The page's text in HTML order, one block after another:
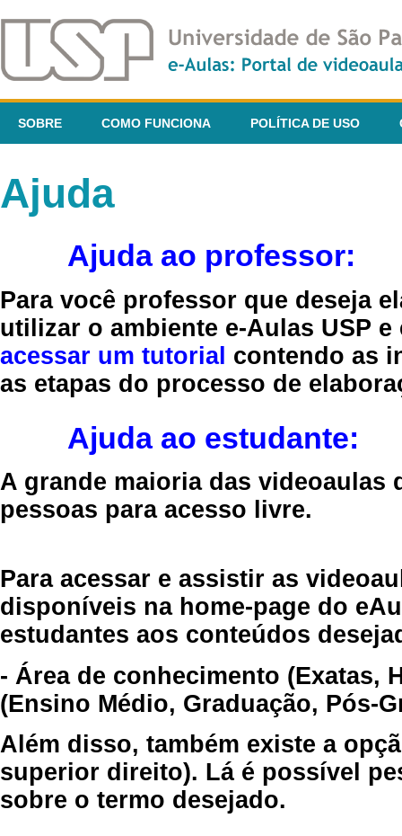
SOBRE COMO FUNCIONA POLÍTICA DE USO
Ajuda
Ajuda ao professor:
Para você professor que deseja
utilizar o ambiente e-Aulas USP
acessar um tutorial contendo as
as etapas do processo de
Ajuda ao estudante:
A grande maioria das videoaulas
pessoas para acesso livre.
Para acessar e assistir as
disponíveis na home-page do
estudantes aos conteúdos
- Área de conhecimento (Exatas,
(Ensino Médio, Graduação, Pós-
Além disso, também existe a
superior direito). Lá é possível
sobre o termo desejado.